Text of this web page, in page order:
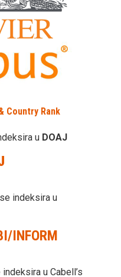
u DOAJ
indeksira u
INFORM
u Cabell’s